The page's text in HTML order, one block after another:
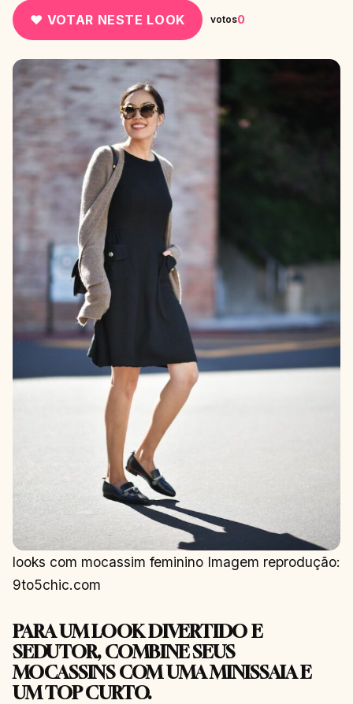
♥ VOTAR NESTE LOOK votos0
looks com mocassim feminino Imagem reprodução:
9to5chic.com
PARA UM LOOK DIVERTIDO E
SEDUTOR, COMBINE SEUS
MOCASSINS COM UMA MINISSAIA E
UM TOP CURTO.